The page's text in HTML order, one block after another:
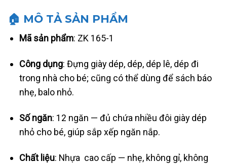
🏠 MÔ TẢ SẢN PHẨM
Mã sản phẩm: ZK 165-1
Công dụng: Đựng giày dép, dép, dép lê, dép đi
trong nhà cho bé; cũng có thể dùng để sách báo
nhẹ, balo nhỏ.
Số ngăn: 12 ngăn — đủ chứa nhiều đôi giày dép
nhỏ cho bé, giúp sắp xếp ngăn nắp.
Chất liệu: Nhựa cao cấp — nhẹ, không gỉ, không